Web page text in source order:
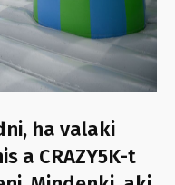
ha valaki
a CRAZY5K-t